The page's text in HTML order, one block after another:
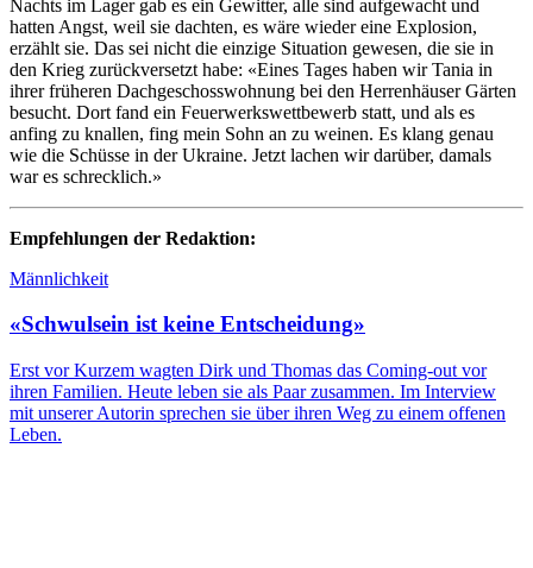
Nachts im Lager gab es ein Gewitter, alle sind aufgewacht und
hatten Angst, weil sie dachten, es wäre wieder eine Explosion,
erzählt sie. Das sei nicht die einzige Situation gewesen, die sie in
den Krieg zurückversetzt habe: «Eines Tages haben wir Tania in
ihrer früheren Dachgeschosswohnung bei den Herrenhäuser Gärten
besucht. Dort fand ein Feuerwerkswettbewerb statt, und als es
anfing zu knallen, fing mein Sohn an zu weinen. Es klang genau
wie die Schüsse in der Ukraine. Jetzt lachen wir darüber, damals
war es schrecklich.»
Empfehlungen der Redaktion:
Männlichkeit
«Schwulsein ist keine Entscheidung»
Erst vor Kurzem wagten Dirk und Thomas das Coming-out vor
ihren Familien. Heute leben sie als Paar zusammen. Im Interview
mit unserer Autorin sprechen sie über ihren Weg zu einem offenen
Leben.